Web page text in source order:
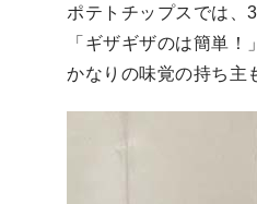
ポテトチップスでは、
「ギザギザのは簡単
かなりの味覚の持ち主